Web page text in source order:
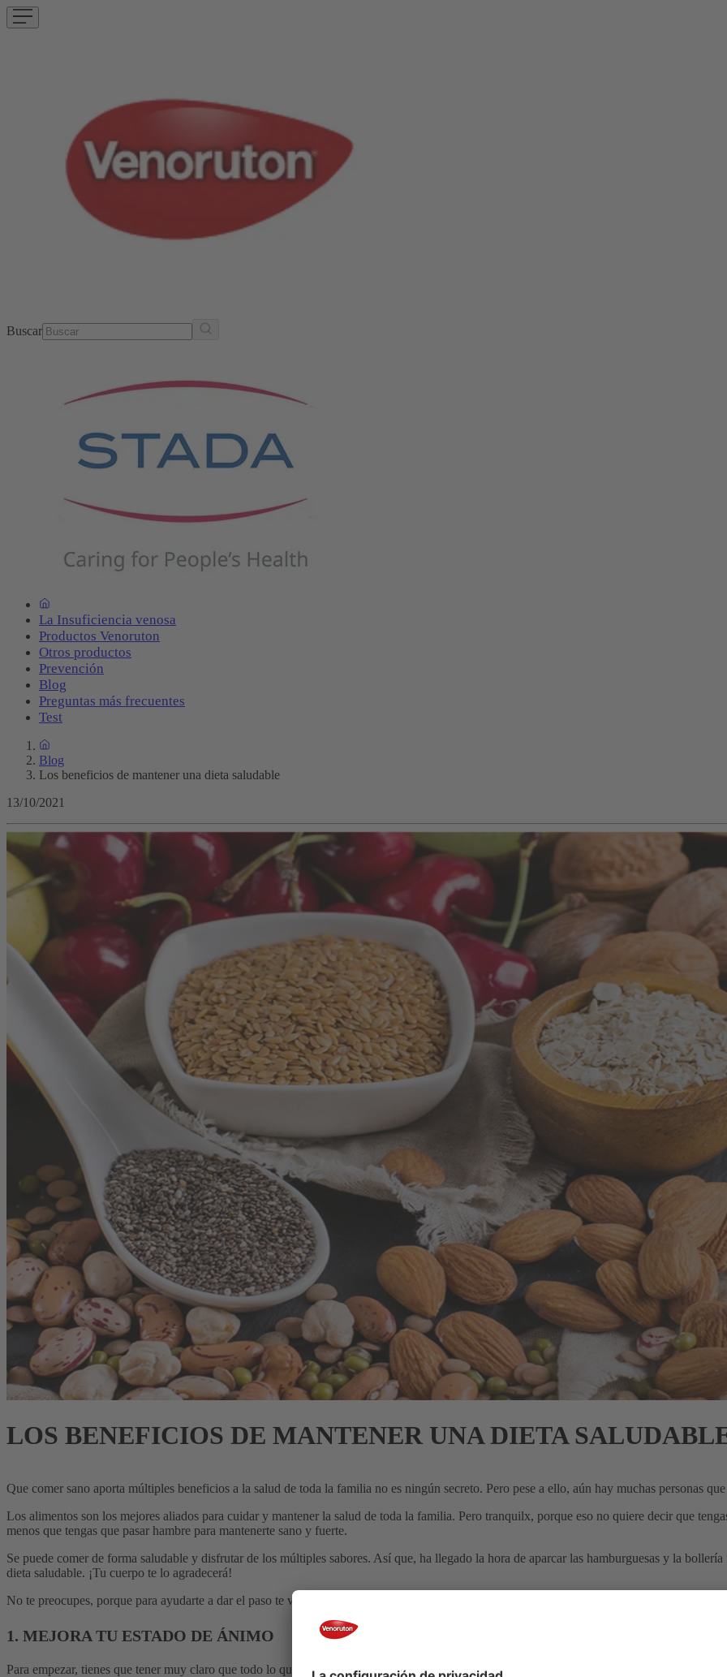
Buscar
La Insuficiencia venosa
Productos Venoruton
Otros productos
Prevención
Blog
Preguntas más frecuentes
Test
Blog
Los beneficios de mantener una dieta saludable
13/10/2021
LOS BENEFICIOS DE MANTENER UNA DIETA
Que comer sano aporta múltiples beneficios a la salud de toda la familia no es ningún secreto. Pero pese a ello, aún hay muchas personas
Los alimentos son los mejores aliados para cuidar y mantener la salud de toda la familia. Pero tranquilx, porque eso no quiere decir que
menos que tengas que pasar hambre para mantenerte sano y fuerte.
Se puede comer de forma saludable y disfrutar de los múltiples sabores. Así que, ha llegado la hora de aparcar las hamburguesas y la
dieta saludable. ¡Tu cuerpo te lo agradecerá!
No te preocupes, porque para ayudarte a dar el paso te vamos a mostrar algunos de los
1. MEJORA TU ESTADO DE ÁNIMO
Para empezar, tienes que tener muy claro que todo lo que comemos nos afecta en el estado de ánimo.